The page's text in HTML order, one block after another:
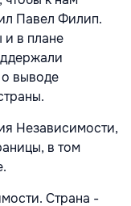
Павел Филип.
и в плане
выводе
Независимости,
в том
Страна -